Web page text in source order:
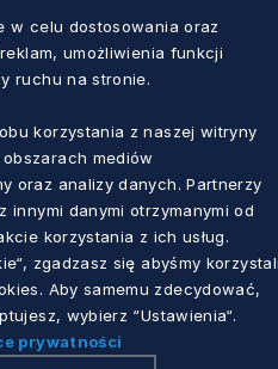
zamieszkałym poza
„Włączamy
dla Rozwoju
Europejskiego
znajduje się na
w celu dostosowania oraz
umożliwienia funkcji
ruchu na stronie.
korzystania z naszej witryny
mediów
oraz analizy danych. Partnerzy
innymi danymi otrzymanymi od
korzystania z ich usług.
zgadzasz się abyśmy
Aby samemu zdecydować,
wybierz “Ustawienia“.
prywatności